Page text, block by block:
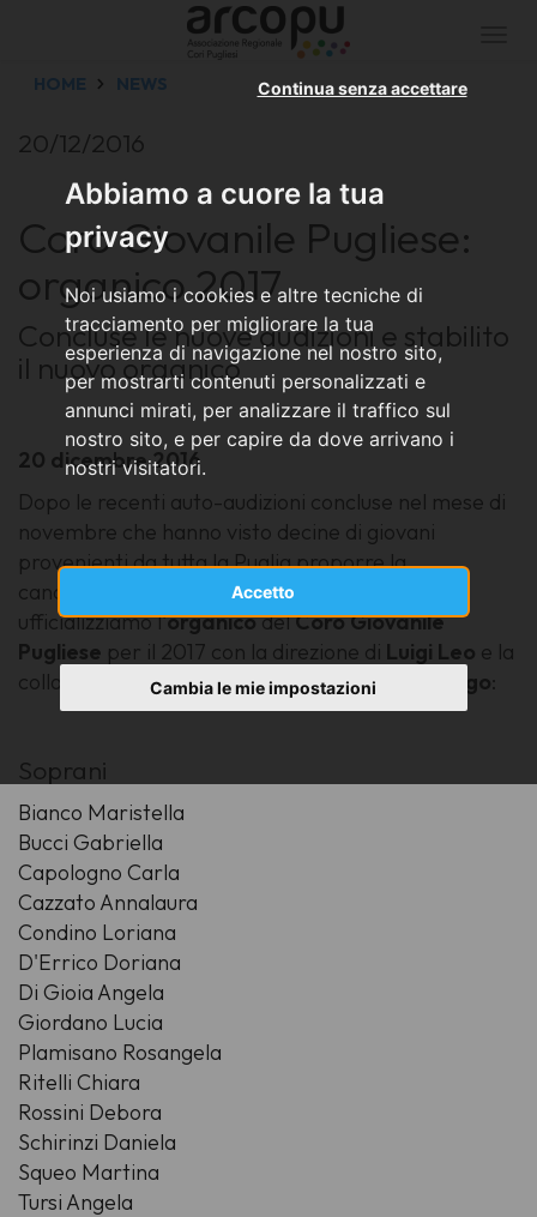
Abbiamo a cuore la tua
privacy
Noi usiamo i cookies e altre tecniche di
tracciamento per migliorare la tua
esperienza di navigazione nel nostro sito,
per mostrarti contenuti personalizzati e
annunci mirati, per analizzare il traffico sul
nostro sito, e per capire da dove arrivano i
nostri visitatori.
Accetto
Continua senza accettare
Cambia le mie impostazioni
HOME NEWS
20/12/2016
Coro Giovanile Pugliese:
organico 2017
Concluse le nuove audizioni e stabilito
il nuovo organico
20 dicembre 2016
Dopo le recenti auto-audizioni concluse nel mese di
novembre che hanno visto decine di giovani
provenienti da tutta la Puglia proporre la
candidatura per il Coro Giovanile Pugliese
ufficializziamo l'organicodelCoro Giovanile
Pugliese per il 2017 con la direzione di Luigi Leo e la
collaborazione alla direzione diCarla Capolongo:
Soprani
Bianco Maristella
Bucci Gabriella
Capologno Carla
Cazzato Annalaura
Condino Loriana
D'Errico Doriana
Di Gioia Angela
Giordano Lucia
Plamisano Rosangela
Ritelli Chiara
Rossini Debora
Schirinzi Daniela
Squeo Martina
Tursi Angela